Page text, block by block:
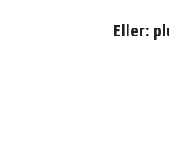
Eller: